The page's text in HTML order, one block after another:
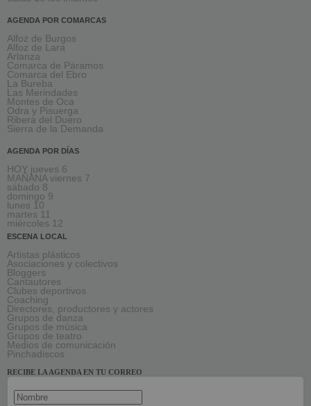
AGENDA POR COMARCAS
Alfoz de Burgos
Alfoz de Lara
Arlanza
Comarca de Páramos
Comarca del Ebro
La Bureba
Las Merindades
Montes de Oca
Odra y Pisuerga
Ribera del Duero
Sierra de la Demanda
AGENDA POR DÍAS
HOY jueves 6
MAÑANA viernes 7
sábado 8
domingo 9
lunes 10
martes 11
miércoles 12
ESCENA LOCAL
Artistas plásticos
Asociaciones y colectivos
Bloggers
Cantautores
Clubes deportivos
Coaching
Directores, productores y actores
Grupos de danza
Grupos de música
Grupos de teatro
Medios de comunicación
Pinchadiscos
RECIBE LA AGENDA EN TU CORREO